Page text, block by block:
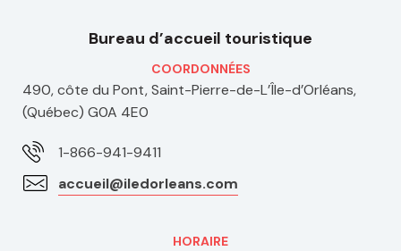
Bureau d’accueil touristique
COORDONNÉES
490, côte du Pont, Saint-Pierre-de-L’Île-d’Orléans,
(Québec) G0A 4E0
1-866-941-9411
accueil@iledorleans.com
HORAIRE